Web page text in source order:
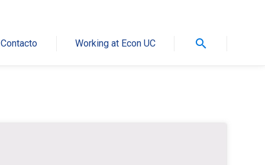
Contacto Working at Econ UC search